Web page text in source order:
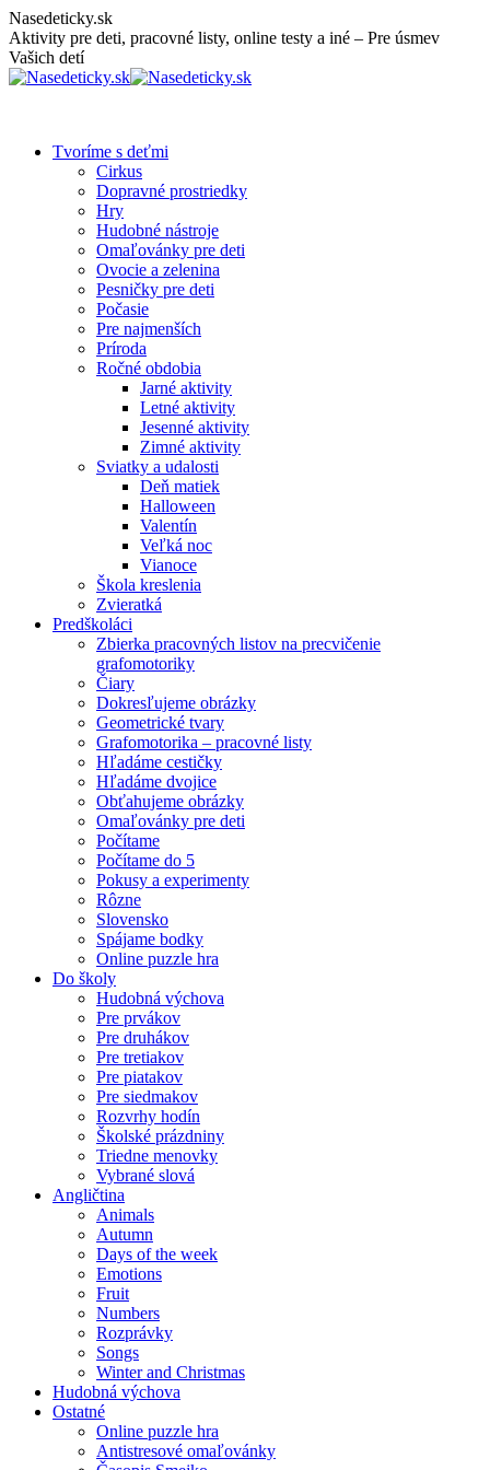
Skip
to
content
Nasedeticky.sk
Aktivity pre deti, pracovné listy, online testy a iné – Pre úsmev
Vašich detí
Tvoríme s deťmi
Cirkus
Dopravné prostriedky
Hry
Hudobné nástroje
Omaľovánky pre deti
Ovocie a zelenina
Pesničky pre deti
Počasie
Pre najmenších
Príroda
Ročné obdobia
Jarné aktivity
Letné aktivity
Jesenné aktivity
Zimné aktivity
Sviatky a udalosti
Deň matiek
Halloween
Valentín
Veľká noc
Vianoce
Škola kreslenia
Zvieratká
Predškoláci
Zbierka pracovných listov na precvičenie
grafomotoriky
Čiary
Dokresľujeme obrázky
Geometrické tvary
Grafomotorika – pracovné listy
Hľadáme cestičky
Hľadáme dvojice
Obťahujeme obrázky
Omaľovánky pre deti
Počítame
Počítame do 5
Pokusy a experimenty
Rôzne
Slovensko
Spájame bodky
Online puzzle hra
Do školy
Hudobná výchova
Pre prvákov
Pre druhákov
Pre tretiakov
Pre piatakov
Pre siedmakov
Rozvrhy hodín
Školské prázdniny
Triedne menovky
Vybrané slová
Angličtina
Animals
Autumn
Days of the week
Emotions
Fruit
Numbers
Rozprávky
Songs
Winter and Christmas
Hudobná výchova
Ostatné
Online puzzle hra
Antistresové omaľovánky